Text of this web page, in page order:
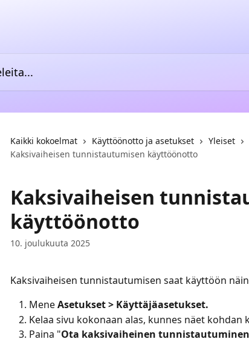
Kaikki kokoelmat Käyttöönotto ja asetukset
Yleiset
Kaksivaiheisen tunnistautumisen käyttöönotto
Kaksivaiheisen
käyttöönotto
10. joulukuuta 2025
Kaksivaiheisen tunnistautumisen saat käyttöön
Mene Asetukset > Käyttäjäasetukset.
Kelaa sivu kokonaan alas, kunnes näet
Paina "Ota kaksivaiheinen